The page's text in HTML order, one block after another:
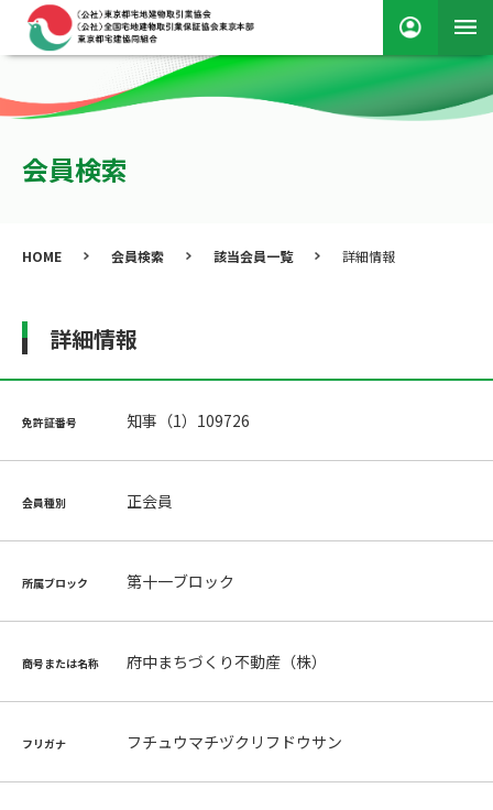
会員検索
HOME 会員検索 該当会員一覧 詳細情報
詳細情報
免許証番号 知事（1）109726
会員種別 正会員
所属ブロック 第十一ブロック
商号または名称 府中まちづくり不動産（株）
フリガナ フチュウマチヅクリフドウサン